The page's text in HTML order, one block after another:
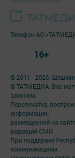
© 2011 - 2026.
© ТАТМЕДИА. Все
законом.
Перепечатка,
информации,
размещенной на
редакций СМИ.
При поддержке
коммуникациям.
Телефон АО
16+